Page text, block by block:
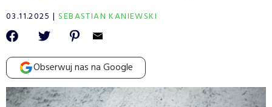
03.11.2025 SEBASTIAN KANIEWSKI
Obserwuj nas na Google